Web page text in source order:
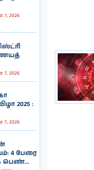
7, 2026
7, 2026
2025 :
7, 2026
4 பேரை
பெண்...